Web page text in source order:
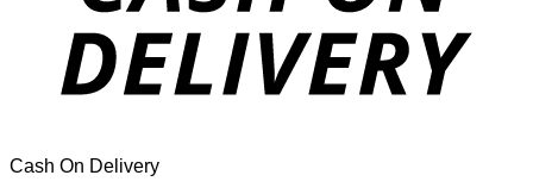
Cash On Delivery